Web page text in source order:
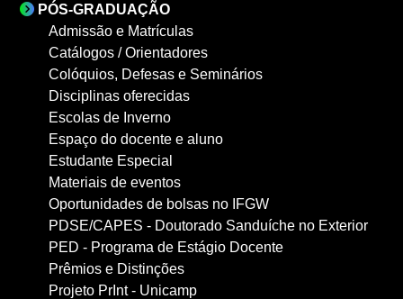
PÓS-GRADUAÇÃO
Admissão e Matrículas
Catálogos / Orientadores
Colóquios, Defesas e Seminários
Disciplinas oferecidas
Escolas de Inverno
Espaço do docente e aluno
Estudante Especial
Materiais de eventos
Oportunidades de bolsas no IFGW
PDSE/CAPES - Doutorado Sanduíche no Exterior
PED - Programa de Estágio Docente
Prêmios e Distinções
Projeto PrInt - Unicamp